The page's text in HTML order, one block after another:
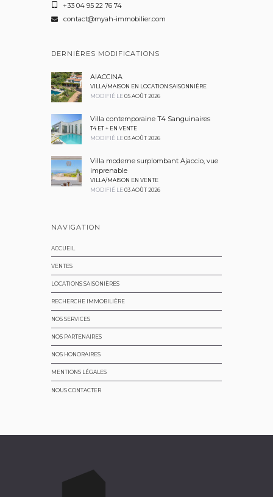
+33 04 95 22 76 74
contact@myah-immobilier.com
DERNIÈRES MODIFICATIONS
AIACCINA
VILLA/MAISON EN LOCATION SAISONNIÈRE
MODIFIÉ LE 05 AOÛT 2026
Villa contemporaine T4 Sanguinaires
T4 ET + EN VENTE
MODIFIÉ LE 03 AOÛT 2026
Villa moderne surplombant Ajaccio, vue
imprenable
VILLA/MAISON EN VENTE
MODIFIÉ LE 03 AOÛT 2026
NAVIGATION
ACCUEIL
VENTES
LOCATIONS SAISONIÈRES
RECHERCHE IMMOBILIÈRE
NOS SERVICES
NOS PARTENAIRES
NOS HONORAIRES
MENTIONS LÉGALES
NOUS CONTACTER